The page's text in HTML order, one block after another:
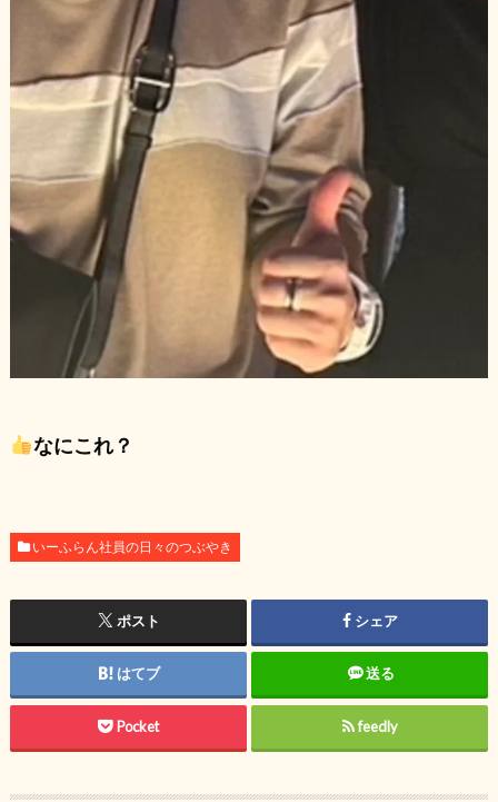
なにこれ？
いーふらん社員の日々のつぶやき
ポスト シェア
はてブ 送る
Pocket feedly